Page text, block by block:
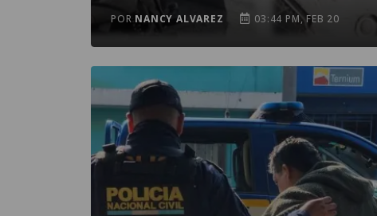
POR NANCY ALVAREZ 03:44 PM, FEB 20